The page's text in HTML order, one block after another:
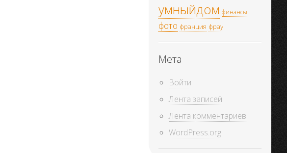
умныйдом финансы
фото франция фрау
Мета
Войти
Лента записей
Лента комментариев
WordPress.org